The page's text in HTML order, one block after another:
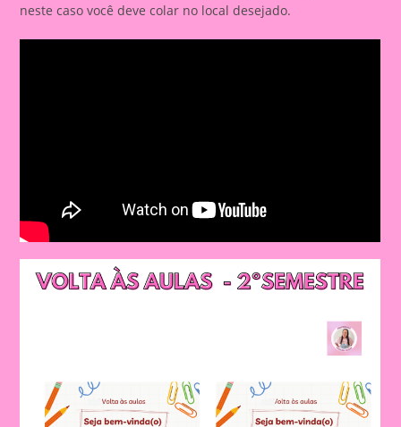
neste caso você deve colar no local desejado.